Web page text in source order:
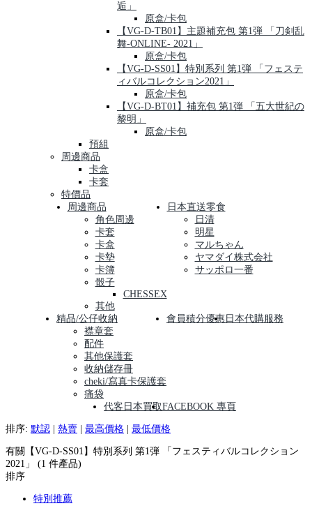
逅」
原盒/卡包
【VG-D-TB01】主題補充包 第1弾 「刀剣乱
舞-ONLINE- 2021」
原盒/卡包
【VG-D-SS01】特別系列 第1弾 「フェステ
ィバルコレクション2021」
原盒/卡包
【VG-D-BT01】補充包 第1弾 「五大世紀の
黎明」
原盒/卡包
預組
周邊商品
卡盒
卡套
特價品
周邊商品
角色周邊
卡套
卡盒
卡墊
卡簿
骰子
CHESSEX
其他
日本直送零食
日清
明星
マルちゃん
ヤマダイ株式会社
サッポロ一番
精品/公仔收納
襟章套
配件
其他保護套
收納儲存冊
cheki/寫真卡保護套
痛袋
會員積分優惠 日本代購服務
代客日本買取FACEBOOK 專頁
排序: 默認 熱賣 最高價格 最低價格
有關【VG-D-SS01】特別系列 第1弾 「フェスティバルコレクション
2021」 (1 件產品)
排序
特別推薦